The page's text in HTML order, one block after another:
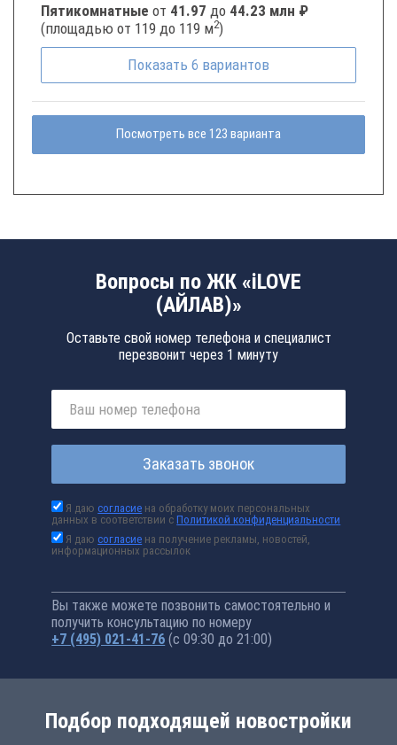
Пятикомнатные от 41.97 до 44.23 млн ₽
(площадью от 119 до 119 м2)
Показать 6 вариантов
Посмотреть все 123 варианта
Вопросы по ЖК «iLOVE
(АЙЛАВ)»
Оставьте свой номер телефона и специалист
перезвонит через 1 минуту
Заказать звонок
Я даюсогласие на обработку моих персональных
данных в соответствии сПолитикой конфиденциальности
Я даюсогласие на получение рекламы, новостей,
информационных рассылок
Вы также можете позвонить самостоятельно и
получить консультацию по номеру
+7 (495) 021-41-76 (с 09:30 до 21:00)
Подбор подходящей новостройки